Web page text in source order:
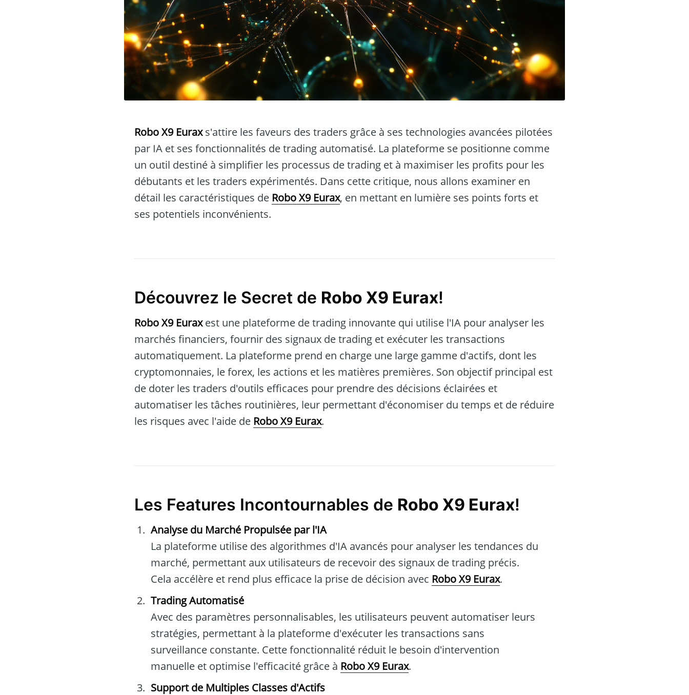
Robo X9 Euraxs'attire les faveurs des traders grâce à ses technologies avancées pilotées
par IA et ses fonctionnalités de trading automatisé. La plateforme se positionne comme
un outil destiné à simplifier les processus de trading et à maximiser les profits pour les
débutants et les traders expérimentés. Dans cette critique, nous allons examiner en
détail les caractéristiques de Robo X9 Eurax, en mettant en lumière ses points forts et
ses potentiels inconvénients.
Découvrez le Secret de Robo X9 Eurax!
Robo X9 Euraxest une plateforme de trading innovante qui utilise l'IA pour analyser les
marchés financiers, fournir des signaux de trading et exécuter les transactions
automatiquement. La plateforme prend en charge une large gamme d'actifs, dont les
cryptomonnaies, le forex, les actions et les matières premières. Son objectif principal est
de doter les traders d'outils efficaces pour prendre des décisions éclairées et
automatiser les tâches routinières, leur permettant d'économiser du temps et de réduire
les risques avec l'aide de Robo X9 Eurax.
Les Features Incontournables de Robo X9 Eurax!
Analyse du Marché Propulsée par l'IA
La plateforme utilise des algorithmes d'IA avancés pour analyser les tendances du
marché, permettant aux utilisateurs de recevoir des signaux de trading précis.
Cela accélère et rend plus efficace la prise de décision avec Robo X9 Eurax.
Trading Automatisé
Avec des paramètres personnalisables, les utilisateurs peuvent automatiser leurs
stratégies, permettant à la plateforme d'exécuter les transactions sans
surveillance constante. Cette fonctionnalité réduit le besoin d'intervention
manuelle et optimise l'efficacité grâce à Robo X9 Eurax.
Support de Multiples Classes d'Actifs